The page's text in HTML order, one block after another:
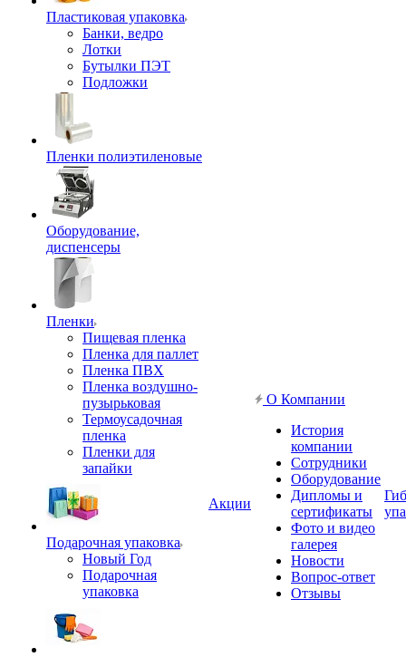
Пластиковая упаковка
Банки, ведро
Лотки
Бутылки ПЭТ
Подложки
Пленки полиэтиленовые
Оборудование,
диспенсеры
Пленки
Пищевая пленка
Пленка для паллет
Пленка ПВХ
Пленка воздушно-
пузырьковая
Термоусадочная
пленка
Пленки для
запайки
Подарочная упаковка
Новый Год
Подарочная
упаковка
Акции
О Компании
История
компании
Сотрудники
Оборудование
Дипломы и
сертификаты
Фото и видео
галерея
Новости
Вопрос-ответ
Отзывы